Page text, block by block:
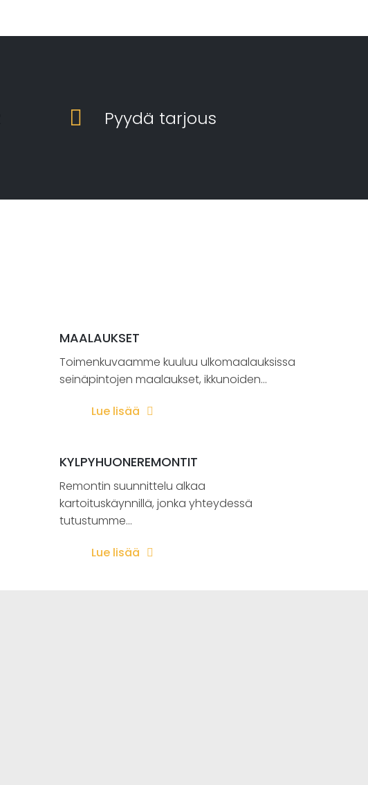
Pyydä tarjous
MAALAUKSET
Toimenkuvaamme kuuluu ulkomaalauksissa
seinäpintojen maalaukset, ikkunoiden...
Lue lisää
KYLPYHUONEREMONTIT
Remontin suunnittelu alkaa
kartoituskäynnillä, jonka yhteydessä
tutustumme...
Lue lisää